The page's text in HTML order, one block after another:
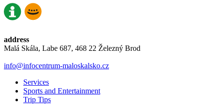
address
Malá Skála, Labe 687, 468 22 Železný Brod
info@infocentrum-maloskalsko.cz
Services
Sports and Entertainment
Trip Tips